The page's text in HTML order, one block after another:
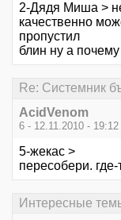
2-Дядя Миша >
качественно
пропустил
блин ну а почему
Re: Системник
AcidVenom
6 - 12.11.2010 - 19:12
5-жекас >
пересобери. где-
Интересные